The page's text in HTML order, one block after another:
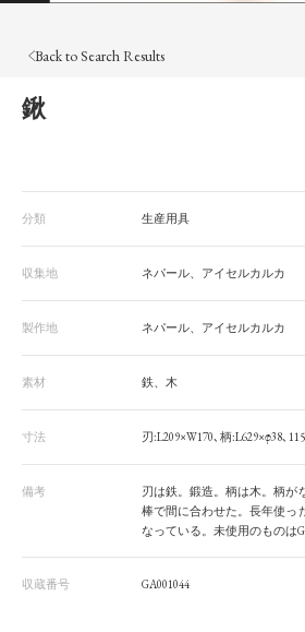
Back to Search Results
鍬
分類 生産用具
収集地 ネパール、アイセルカルカ
製作地 ネパール、アイセルカルカ
素材 鉄、木
寸法 刃:L209×W170､柄:L629×φ38､
備考
刃は鉄。鍛造。柄は木。柄が
棒で間に合わせた。長年使っ
なっている。未使用のものは
収蔵番号 GA001044